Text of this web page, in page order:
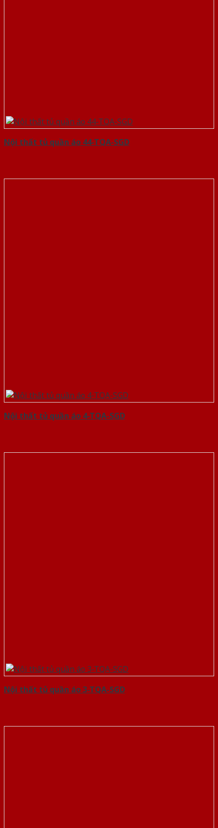
Nội thất tủ quần áo 44-TQA-SGD
Nội thất tủ quần áo 4-TQA-SGD
Nội thất tủ quần áo 3-TQA-SGD